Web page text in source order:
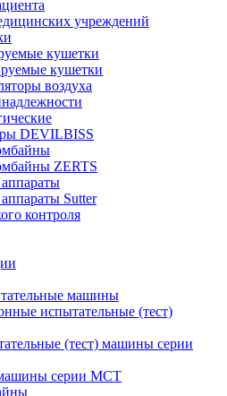
учреждений
кушетки
кушетки
воздуха
DEVILBISS
ZERTS
Sutter
контроля
машины
испытательные (тест)
(тест) машины серии
серии MCT